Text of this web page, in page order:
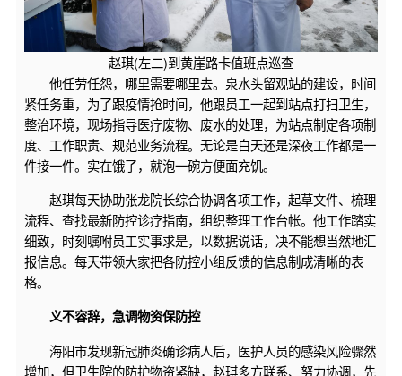
赵琪(左二)到黄崖路卡值班点巡查
他任劳任怨，哪里需要哪里去。泉水头留观站的建设，时间
紧任务重，为了跟疫情抢时间，他跟员工一起到站点打扫卫生，
整治环境，现场指导医疗废物、废水的处理，为站点制定各项制
度、工作职责、规范业务流程。无论是白天还是深夜工作都是一
件接一件。实在饿了，就泡一碗方便面充饥。
赵琪每天协助张龙院长综合协调各项工作，起草文件、梳理
流程、查找最新防控诊疗指南，组织整理工作台帐。他工作踏实
细致，时刻嘱咐员工实事求是，以数据说话，决不能想当然地汇
报信息。每天带领大家把各防控小组反馈的信息制成清晰的表
格。
义不容辞， 急调物资保防控
海阳市发现新冠肺炎确诊病人后，医护人员的感染风险骤然
增加，但卫生院的防护物资紧缺，赵琪多方联系、努力协调，先